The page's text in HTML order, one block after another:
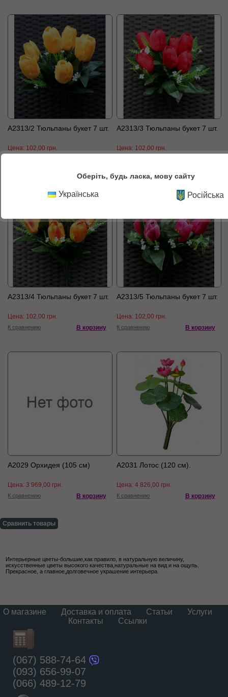
А2313/2 Тюльпаны букет 7 шт.
Цена: 102,00 грн.
А2313/3 Тюльпаны букет 7 шт.
Цена: 102,00 грн.
А2313/4 Тюльпаны букет 7 шт.
Цена: 102,00 грн.
К сравнению В корзину
А2313/5 Тюльпаны букет 7 шт.
Цена: 102,00 грн.
К сравнению В корзину
А2029 Орхидея (105 см)
Цена:3 969,00 грн.
К сравнению В корзину
А2031 Лотос (120 см).
Цена:4 826,00 грн.
К сравнению В корзину
Сравнить товары
Интерьерные цветы-большие,как правило, в натуральную величину,
искусственные цветы высокого качества,натуральные на вид и на ощупь.
Прекрасное, а главное,долговечное украшение интерьера.
О магазине Доставка и оплата Статьи
Услуги
Контакты
Ссылки
(067) 588-74-64
(093) 656-99-07
(066) 489-12-79
Оберіть, будь ласка, мову сайту
Українська Російська